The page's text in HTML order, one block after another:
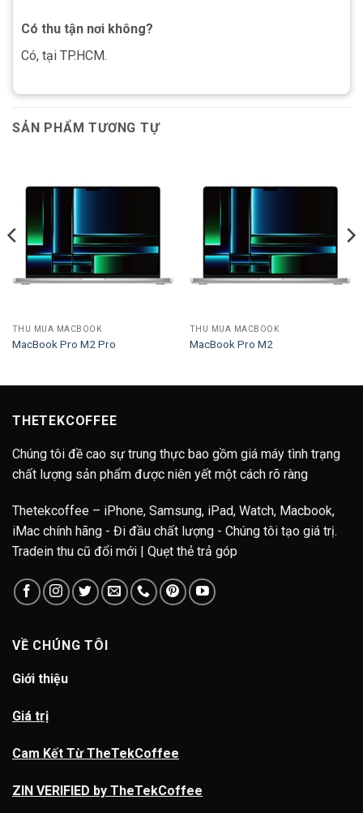
Có thu tận nơi không?
Có, tại TP.HCM.
SẢN PHẨM TƯƠNG TỰ
THU MUA MACBOOK
MacBook Pro M2 Pro
THU MUA MACBOOK
MacBook Pro M2
THETEKCOFFEE
Chúng tôi đề cao sự trung thực bao gồm giá máy tình trạng
chất lượng sản phẩm được niên yết một cách rõ ràng
Thetekcoffee – iPhone, Samsung, iPad, Watch, Macbook,
iMac chính hãng - Đi đầu chất lượng - Chúng tôi tạo giá trị.
Tradein thu cũ đổi mới | Quẹt thẻ trả góp
VỀ CHÚNG TÔI
Giới thiệu
Giá trị
Cam Kết Từ TheTekCoffee
ZIN VERIFIED by TheTekCoffee